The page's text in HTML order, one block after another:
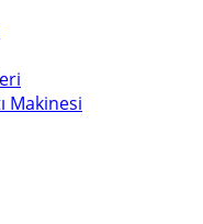
Makinesi